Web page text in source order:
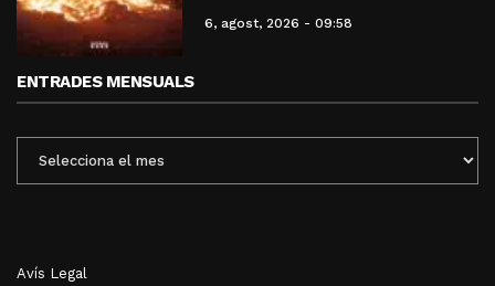
6, agost, 2026 - 09:58
ENTRADES MENSUALS
MENSUALS
Avís Legal